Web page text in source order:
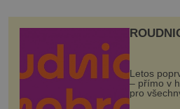
Letos
– přímo v
pro
program